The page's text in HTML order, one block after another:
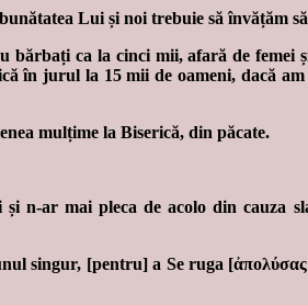
Lui și noi trebuie să învățăm
ca la cinci mii, afară de femei și
în jurul la 15 mii de oameni, dacă
mulțime la Biserică, din păcate.
n-ar mai pleca de acolo din cauza
[pentru] a Se ruga [ἀπολύσας